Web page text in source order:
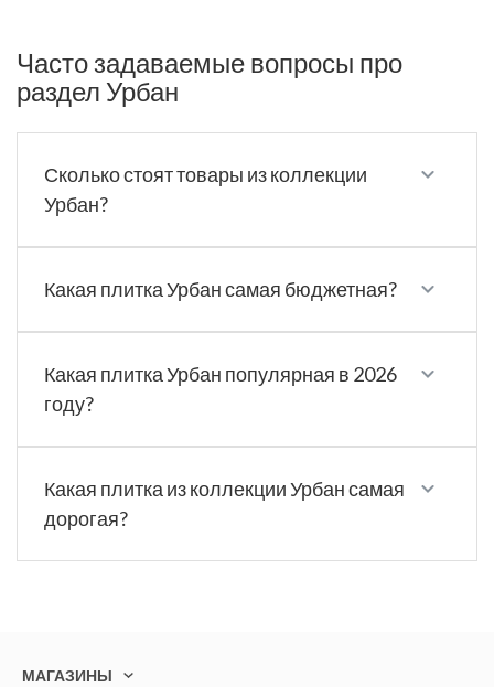
Часто задаваемые вопросы про
раздел Урбан
Сколько стоят товары из коллекции
Урбан?
Какая плитка Урбан самая бюджетная?
Какая плитка Урбан популярная в 2026
году?
Какая плитка из коллекции Урбан самая
дорогая?
МАГАЗИНЫ